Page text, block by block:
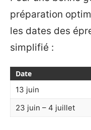
préparation
les dates des
simplifié :
Date
13 juin
23 juin – 4 juillet